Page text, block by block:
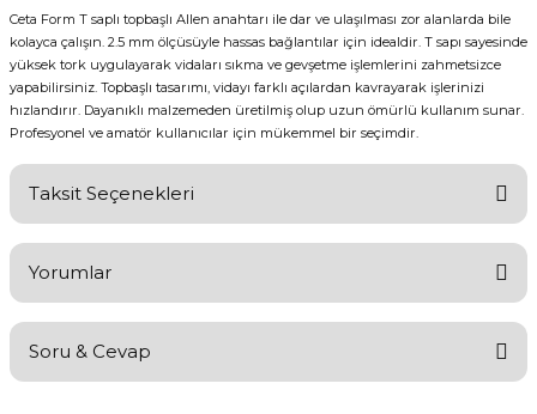
Ceta Form T saplı topbaşlı Allen anahtarı ile dar ve ulaşılması zor alanlarda bile
kolayca çalışın. 2.5 mm ölçüsüyle hassas bağlantılar için idealdir. T sapı sayesinde
yüksek tork uygulayarak vidaları sıkma ve gevşetme işlemlerini zahmetsizce
yapabilirsiniz. Topbaşlı tasarımı, vidayı farklı açılardan kavrayarak işlerinizi
hızlandırır. Dayanıklı malzemeden üretilmiş olup uzun ömürlü kullanım sunar.
Profesyonel ve amatör kullanıcılar için mükemmel bir seçimdir.
Taksit Seçenekleri
Yorumlar
Soru & Cevap